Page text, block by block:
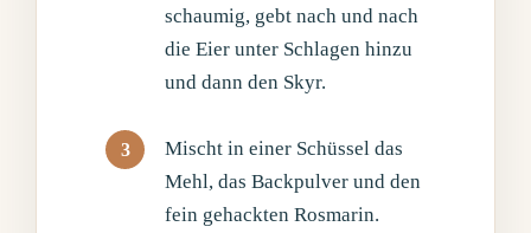
schaumig, gebt nach und nach
die Eier unter Schlagen hinzu
und dann den Skyr.
Mischt in einer Schüssel das
Mehl, das Backpulver und den
fein gehackten Rosmarin.